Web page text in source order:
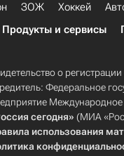
ЗОЖ Хоккей
Продукты и сервисы
о
Федеральное
сегодня» (МИА
использования